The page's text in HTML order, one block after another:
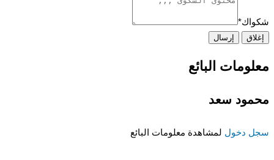
شكواك*
إغلاق إرسال
معلومات البائع
محمود سعد
سجل دخول لمشاهدة معلومات البائع